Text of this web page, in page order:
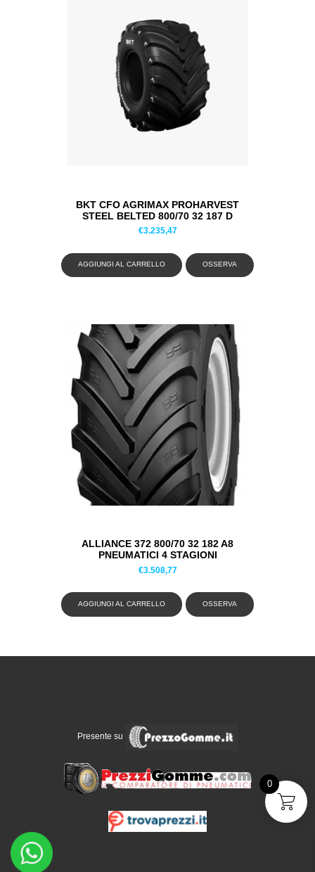
BKT CFO AGRIMAX PROHARVEST
STEEL BELTED 800/70 32 187 D
PNEUMATICI ESTIVI
€3.235,47
AGGIUNGI AL CARRELLO OSSERVA
ALLIANCE 372 800/70 32 182 A8
PNEUMATICI 4 STAGIONI
€3.508,77
AGGIUNGI AL CARRELLO OSSERVA
Presente su
0